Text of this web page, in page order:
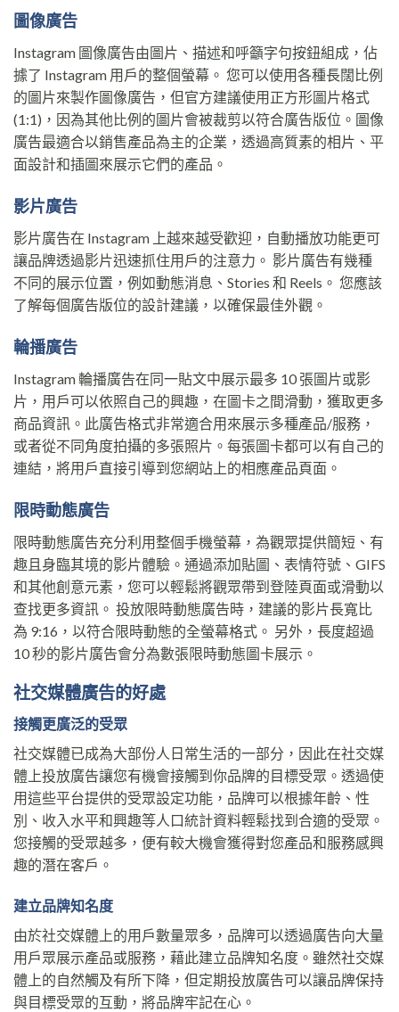
圖像廣告
Instagram 圖像廣告由圖片、描述和呼籲字句按鈕組成，佔
據了 Instagram 用戶的整個螢幕。 您可以使用各種長闊比例
的圖片來製作圖像廣告，但官方建議使用正方形圖片格式
(1:1)，因為其他比例的圖片會被裁剪以符合廣告版位。圖像
廣告最適合以銷售產品為主的企業，透過高質素的相片、平
面設計和插圖來展示它們的產品。
影片廣告
影片廣告在 Instagram 上越來越受歡迎，自動播放功能更可
讓品牌透過影片迅速抓住用戶的注意力。 影片廣告有幾種
不同的展示位置，例如動態消息、Stories 和 Reels。 您應該
了解每個廣告版位的設計建議，以確保最佳外觀。
輪播廣告
Instagram 輪播廣告在同一貼文中展示最多 10 張圖片或影
片，用戶可以依照自己的興趣，在圖卡之間滑動，獲取更多
商品資訊。此廣告格式非常適合用來展示多種產品/服務，
或者從不同角度拍攝的多張照片。每張圖卡都可以有自己的
連結，將用戶直接引導到您網站上的相應產品頁面。
限時動態廣告
限時動態廣告充分利用整個手機螢幕，為觀眾提供簡短、有
趣且身臨其境的影片體驗。通過添加貼圖、表情符號、GIFS
和其他創意元素，您可以輕鬆將觀眾帶到登陸頁面或滑動以
查找更多資訊。 投放限時動態廣告時，建議的影片長寬比
為 9:16，以符合限時動態的全螢幕格式。 另外，長度超過
10 秒的影片廣告會分為數張限時動態圖卡展示。
社交媒體廣告的好處
接觸更廣泛的受眾
社交媒體已成為大部份人日常生活的一部分，因此在社交媒
體上投放廣告讓您有機會接觸到你品牌的目標受眾。透過使
用這些平台提供的受眾設定功能，品牌可以根據年齡、性
別、收入水平和興趣等人口統計資料輕鬆找到合適的受眾。
您接觸的受眾越多，便有較大機會獲得對您產品和服務感興
趣的潛在客戶。
建立品牌知名度
由於社交媒體上的用戶數量眾多，品牌可以透過廣告向大量
用戶眾展示產品或服務，藉此建立品牌知名度。雖然社交媒
體上的自然觸及有所下降，但定期投放廣告可以讓品牌保持
與目標受眾的互動，將品牌牢記在心。